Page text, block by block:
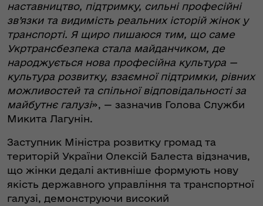
наставництво, підтримку, сильні професійні
зв’язки та видимість реальних історій жінок у
транспорті. Я щиро пишаюся тим, що саме
Укртрансбезпека стала майданчиком, де
народжується нова професійна культура —
культура розвитку, взаємної підтримки, рівних
можливостей та спільної відповідальності за
майбутнє галузі», — зазначив Голова Служби
Микита Лагунін.
Заступник Міністра розвитку громад та
територій України Олексій Балеста відзначив,
що жінки дедалі активніше формують нову
якість державного управління та транспортної
галузі, демонструючи високий